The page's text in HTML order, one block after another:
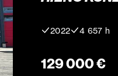
2022 4 657 h
129 000 €